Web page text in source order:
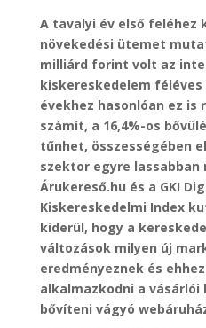
A tavalyi év első feléhez
növekedési ütemet
milliárd forint volt az
kiskereskedelem
évekhez hasonlóan ez is
számít, a 16,4%-os
tűnhet, összességében
szektor egyre lassabban
Árukereső.hu és a GKI
Kiskereskedelmi Index
kiderül, hogy a
változások milyen új
eredményeznek és
alkalmazkodni a
bővíteni vágyó